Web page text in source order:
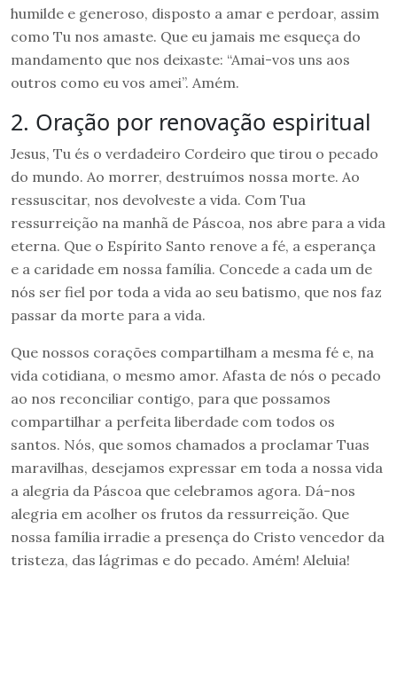
humilde e generoso, disposto a amar e perdoar, assim
como Tu nos amaste. Que eu jamais me esqueça do
mandamento que nos deixaste: “Amai-vos uns aos
outros como eu vos amei”. Amém.
2. Oração por renovação espiritual
Jesus, Tu és o verdadeiro Cordeiro que tirou o pecado
do mundo. Ao morrer, destruímos nossa morte. Ao
ressuscitar, nos devolveste a vida. Com Tua
ressurreição na manhã de Páscoa, nos abre para a vida
eterna. Que o Espírito Santo renove a fé, a esperança
e a caridade em nossa família. Concede a cada um de
nós ser fiel por toda a vida ao seu batismo, que nos faz
passar da morte para a vida.
Que nossos corações compartilham a mesma fé e, na
vida cotidiana, o mesmo amor. Afasta de nós o pecado
ao nos reconciliar contigo, para que possamos
compartilhar a perfeita liberdade com todos os
santos. Nós, que somos chamados a proclamar Tuas
maravilhas, desejamos expressar em toda a nossa vida
a alegria da Páscoa que celebramos agora. Dá-nos
alegria em acolher os frutos da ressurreição. Que
nossa família irradie a presença do Cristo vencedor da
tristeza, das lágrimas e do pecado. Amém! Aleluia!